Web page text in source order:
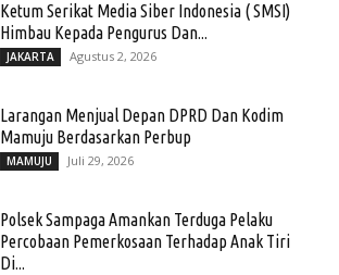
Ketum Serikat Media Siber Indonesia ( SMSI)
Himbau Kepada Pengurus Dan...
JAKARTA Agustus 2, 2026
Larangan Menjual Depan DPRD Dan Kodim
Mamuju Berdasarkan Perbup
MAMUJU Juli 29, 2026
Polsek Sampaga Amankan Terduga Pelaku
Percobaan Pemerkosaan Terhadap Anak Tiri
Di...